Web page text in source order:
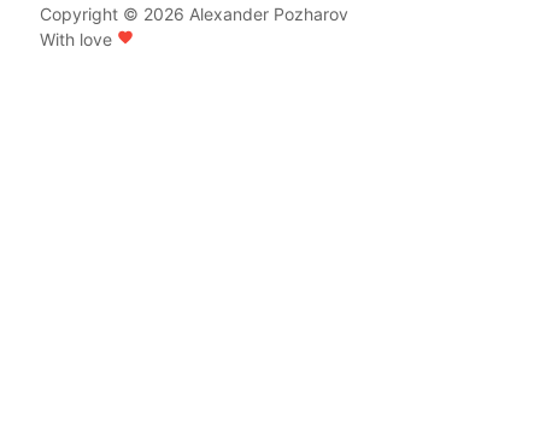
Copyright © 2026 Alexander Pozharov
With love favorite